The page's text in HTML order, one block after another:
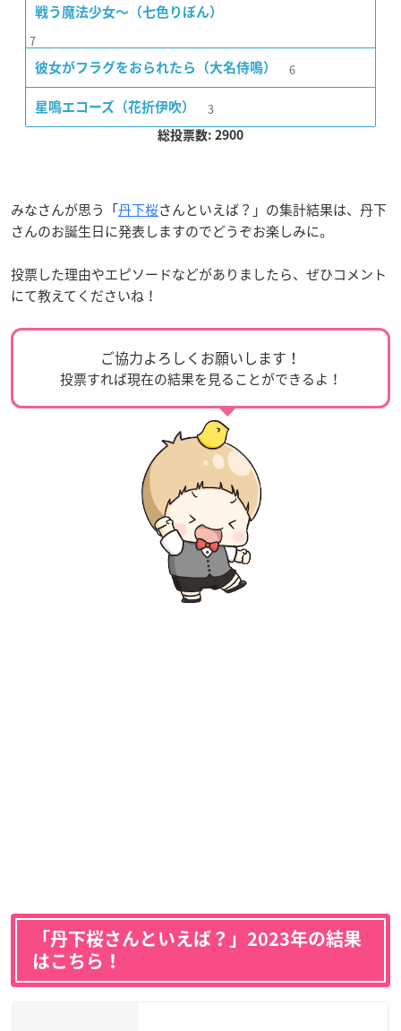
戦う魔法少女〜（七色りぼん）
7
彼女がフラグをおられたら（大名侍鳴） 6
星鳴エコーズ（花折伊吹） 3
総投票数: 2900
みなさんが思う「丹下桜さんといえば？」の集計結果は、丹下
さんのお誕生日に発表しますのでどうぞお楽しみに。
投票した理由やエピソードなどがありましたら、ぜひコメント
にて教えてくださいね！
ご協力よろしくお願いします！
投票すれば現在の結果を見ることができるよ！
「丹下桜さんといえば？」2023年の結果
はこちら！